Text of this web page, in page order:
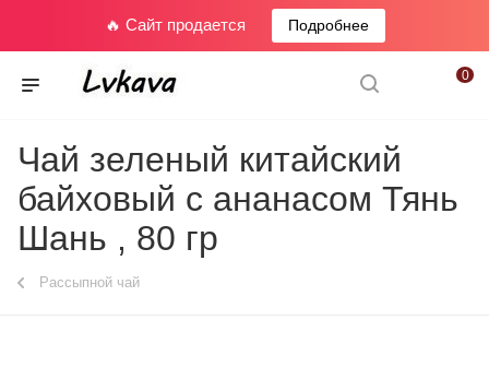
🔥 Сайт продается Подробнее
0
Чай зеленый китайский
байховый с ананасом Тянь
Шань , 80 гр
Рассыпной чай